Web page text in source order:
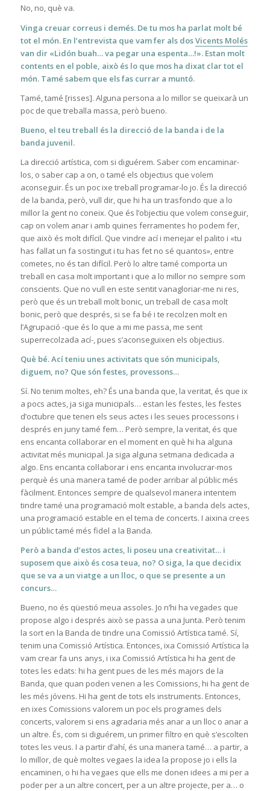
No, no, què va.
Vinga creuar correus i demés. De tu mos ha parlat molt bé
tot el món. En l’entrevista que vam fer als dosVicents Molés
van dir «Lidón buah… va pegar una espenta…!». Estan molt
contents en el poble, això és lo que mos ha dixat clar tot el
món. Tamé sabem que els fas currar a muntó.
Tamé, tamé [risses]. Alguna persona a lo millor se queixarà un
poc de que treballa massa, però bueno.
Bueno, el teu treball és la direcció de la banda i de la
banda juvenil.
La direcció artística, com si diguérem. Saber com encaminar-
los, o saber cap a on, o tamé els objectius que volem
aconseguir. És un poc ixe treball programar-lo jo. És la direcció
de la banda, però, vull dir, que hi ha un trasfondo que a lo
millor la gent no coneix. Que és l’objectiu que volem conseguir,
cap on volem anar i amb quines ferramentes ho podem fer,
que això és molt difícil. Que vindre ací i menejar el palito i «tu
has fallat un fa sostingut i tu has fet no sé quantos», entre
cometes, no és tan difícil. Però lo altre tamé comporta un
treball en casa molt important i que a lo millor no sempre som
conscients. Que no vull en este sentit vanagloriar-me ni res,
però que és un treball molt bonic, un treball de casa molt
bonic, però que després, si se fa bé i te recolzen molt en
l’Agrupació -que és lo que a mi me passa, me sent
superrecolzada ací-, pues s’aconseguixen els objectius.
Què bé. Ací teniu unes activitats que són municipals,
diguem, no? Que són festes, provessons…
Sí. No tenim moltes, eh? És una banda que, la veritat, és que ix
a pocs actes, ja siga municipals… estan les festes, les festes
d’octubre que tenen els seus actes i les seues processons i
després en juny tamé fem… Però sempre, la veritat, és que
ens encanta col·laborar en el moment en què hi ha alguna
activitat més municipal. Ja siga alguna setmana dedicada a
algo. Ens encanta col·laborar i ens encanta involucrar-mos
perquè és una manera tamé de poder arribar al públic més
fàcilment. Entonces sempre de qualsevol manera intentem
tindre tamé una programació molt estable, a banda dels actes,
una programació estable en el tema de concerts. I aixina crees
un públic tamé més fidel a la Banda.
Però a banda d’estos actes, li poseu una creativitat… i
suposem que això és cosa teua, no? O siga, la que decidix
que se va a un viatge a un lloc, o que se presente a un
concurs…
Bueno, no és qüestió meua assoles. Jo n’hi ha vegades que
propose algo i després això se passa a una Junta. Però tenim
la sort en la Banda de tindre una Comissió Artística tamé. Sí,
tenim una Comissió Artística. Entonces, ixa Comissió Artística la
vam crear fa uns anys, i ixa Comissió Artística hi ha gent de
totes les edats: hi ha gent pues de les més majors de la
Banda, que quan poden venen a les Comissions, hi ha gent de
les més jóvens. Hi ha gent de tots els instruments. Entonces,
en ixes Comissions valorem un poc els programes dels
concerts, valorem si ens agradaria més anar a un lloc o anar a
un altre. És, com si diguérem, un primer filtro en què s’escolten
totes les veus. I a partir d’ahí, és una manera tamé… a partir, a
lo millor, de què moltes vegaes la idea la propose jo i ells la
encaminen, o hi ha vegaes que ells me donen idees a mi per a
poder per a un altre concert, per a un altre projecte, per a… o